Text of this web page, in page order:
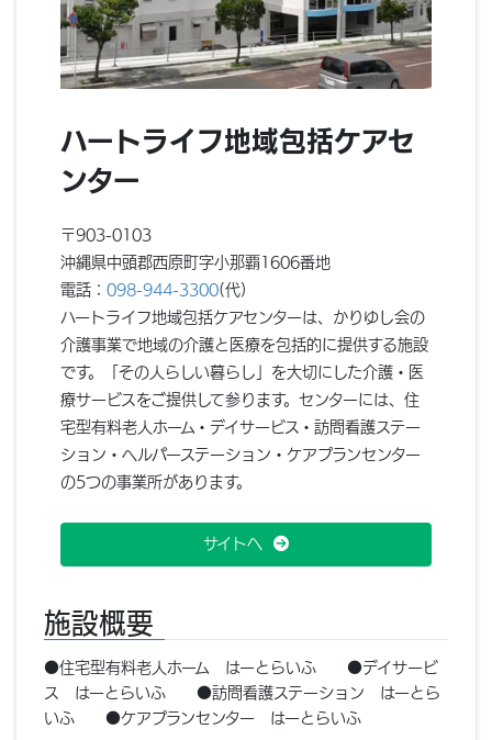
ハートライフ地域包括ケアセ
ンター
〒903-0103
沖縄県中頭郡西原町字小那覇1606番地
電話：098-944-3300(代)
ハートライフ地域包括ケアセンターは、かりゆし会の
介護事業で地域の介護と医療を包括的に提供する施設
です。「その人らしい暮らし」を大切にした介護・医
療サービスをご提供して参ります。センターには、住
宅型有料老人ホーム・デイサービス・訪問看護ステー
ション・ヘルパーステーション・ケアプランセンター
の5つの事業所があります。
サイトへ
施設概要
●住宅型有料老人ホーム はーとらいふ ●デイサービ
ス はーとらいふ ●訪問看護ステーション はーとら
いふ ●ケアプランセンター はーとらいふ